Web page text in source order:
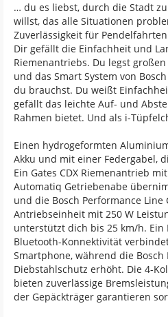
… du es liebst, durch die Stadt
willst, das alle Situationen
Zuverlässigkeit für
Dir gefällt die Einfachheit und
Riemenantriebs. Du legst
und das Smart System von
du brauchst. Du weißt
gefällt das leichte Auf- und
Rahmen bietet. Und als i-
Einen hydrogeformten
Akku und mit einer Federgabel,
Ein Gates CDX Riemenantrieb
Automatiq Getriebenabe
und die Bosch Performance Line
Antriebseinheit mit 250 W
unterstützt dich bis 25 km/h. Ein
Bluetooth-Konnektivität
Smartphone, während die Bosch
Diebstahlschutz erhöht. Die 4-
bieten zuverlässige
der Gepäckträger garantieren